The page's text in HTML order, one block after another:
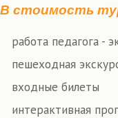
В стоимость
работа педагога -
пешеходная
входные билеты
интерактивная